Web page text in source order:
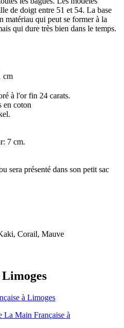
de doigt entre 51 et 54. La base
matériau qui peut se former à la
qui dure très bien dans le temps.
cm
à l'or fin 24 carats.
en coton
7 cm.
sera présenté dans son petit sac
Corail, Mauve